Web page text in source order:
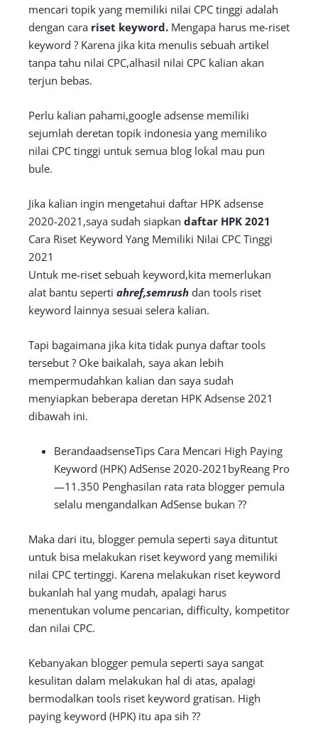
mencari topik yang memiliki nilai CPC tinggi adalah
dengan cara riset keyword. Mengapa harus me-riset
keyword ? Karena jika kita menulis sebuah artikel
tanpa tahu nilai CPC,alhasil nilai CPC kalian akan
terjun bebas.
Perlu kalian pahami,google adsense memiliki
sejumlah deretan topik indonesia yang memiliko
nilai CPC tinggi untuk semua blog lokal mau pun
bule.
Jika kalian ingin mengetahui daftar HPK adsense
2020-2021,saya sudah siapkan daftar HPK 2021
Cara Riset Keyword Yang Memiliki Nilai CPC Tinggi
2021
Untuk me-riset sebuah keyword,kita memerlukan
alat bantu seperti ahref,semrush dan tools riset
keyword lainnya sesuai selera kalian.
Tapi bagaimana jika kita tidak punya daftar tools
tersebut ? Oke baikalah, saya akan lebih
mempermudahkan kalian dan saya sudah
menyiapkan beberapa deretan HPK Adsense 2021
dibawah ini.
BerandaadsenseTips Cara Mencari High Paying
Keyword (HPK) AdSense 2020-2021byReang Pro
—11.350 Penghasilan rata rata blogger pemula
selalu mengandalkan AdSense bukan ??
Maka dari itu, blogger pemula seperti saya dituntut
untuk bisa melakukan riset keyword yang memiliki
nilai CPC tertinggi. Karena melakukan riset keyword
bukanlah hal yang mudah, apalagi harus
menentukan volume pencarian, difficulty, kompetitor
dan nilai CPC.
Kebanyakan blogger pemula seperti saya sangat
kesulitan dalam melakukan hal di atas, apalagi
bermodalkan tools riset keyword gratisan. High
paying keyword (HPK) itu apa sih ??